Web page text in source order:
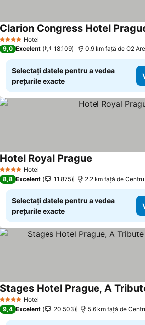
4 Stele Hotel
Clarion Congress Hotel
9,0 Excelent 18.109 0.9 km faţă de O2
Selectați datele pentru a vedea
prețurile exacte
4 Stele Hotel
Hotel Royal Prague
8,8 Excelent 11.875 2.2 km faţă de Centru
Selectați datele pentru a vedea
prețurile exacte
4 Stele Hotel
Stages Hotel Prague, A
9,4 Excelent 20.503 5.6 km faţă de